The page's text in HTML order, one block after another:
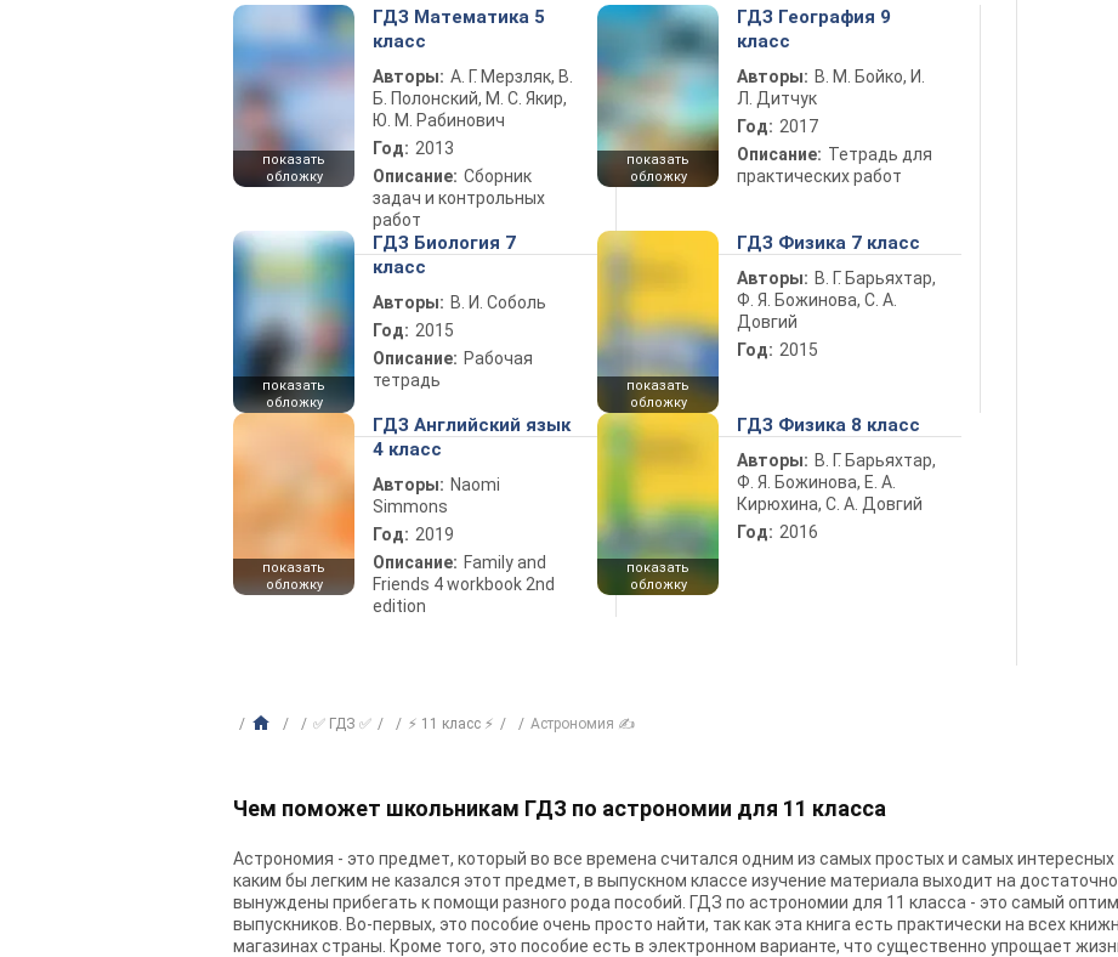
показать
обложку
ГДЗ Математика 5
класс
Авторы: А. Г. Мерзляк, В.
Б. Полонский, М. С. Якир,
Ю. М. Рабинович
Год: 2013
Описание: Сборник
задач и контрольных
работ
показать
обложку
ГДЗ География 9
класс
Авторы: В. М. Бойко, И.
Л. Дитчук
Год: 2017
Описание: Тетрадь для
практических работ
показать
обложку
ГДЗ Биология 7
класс
Авторы: В. И. Соболь
Год: 2015
Описание: Рабочая
тетрадь
показать
обложку
ГДЗ Физика 7 класс
Авторы: В. Г. Барьяхтар,
Ф. Я. Божинова, С. А.
Довгий
Год: 2015
показать
обложку
ГДЗ Английский язык
4 класс
Авторы: Naomi
Simmons
Год: 2019
Описание: Family and
Friends 4 workbook 2nd
edition
показать
обложку
ГДЗ Физика 8 класс
Авторы: В. Г. Барьяхтар,
Ф. Я. Божинова, Е. А.
Кирюхина, С. А. Довгий
Год: 2016
✅ ГДЗ ✅ ⚡ 11 класс ⚡ Астрономия ✍
Чем поможет школьникам ГДЗ по астрономии для 11 класса
Астрономия - это предмет, который во все времена считался одним из самых простых и самых
каким бы легким не казался этот предмет, в выпускном классе изучение материала выходит на
вынуждены прибегать к помощи разного рода пособий. ГДЗ по астрономии для 11 класса - это самый
выпускников. Во-первых, это пособие очень просто найти, так как эта книга есть практически на всех
магазинах страны. Кроме того, это пособие есть в электронном варианте, что существенно упрощает